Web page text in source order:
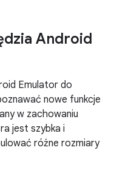
Android
Emulator do
nowe funkcje
w zachowaniu
jest szybka i
różne rozmiary